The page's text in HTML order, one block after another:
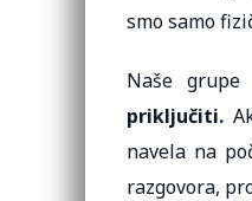
smo samo
Naše grupe
priključiti.
navela na
razgovora,